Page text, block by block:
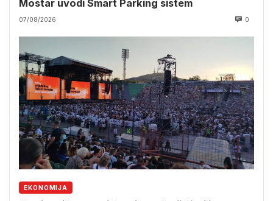
Mostar uvodi Smart Parking sistem
07/08/2026 0
EKONOMIJA